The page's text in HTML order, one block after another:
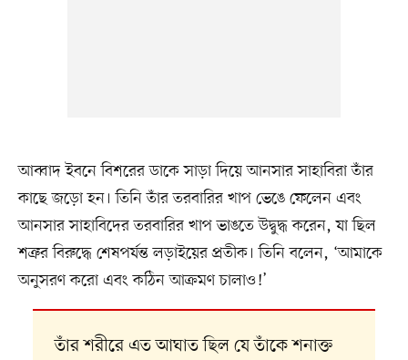
আব্বাদ ইবনে বিশরের ডাকে সাড়া দিয়ে আনসার সাহাবিরা তাঁর
কাছে জড়ো হন। তিনি তাঁর তরবারির খাপ ভেঙে ফেলেন এবং
আনসার সাহাবিদের তরবারির খাপ ভাঙতে উদ্বুদ্ধ করেন, যা ছিল
শত্রুর বিরুদ্ধে শেষপর্যন্ত লড়াইয়ের প্রতীক। তিনি বলেন, ‘আমাকে
অনুসরণ করো এবং কঠিন আক্রমণ চালাও!’
তাঁর শরীরে এত আঘাত ছিল যে তাঁকে শনাক্ত